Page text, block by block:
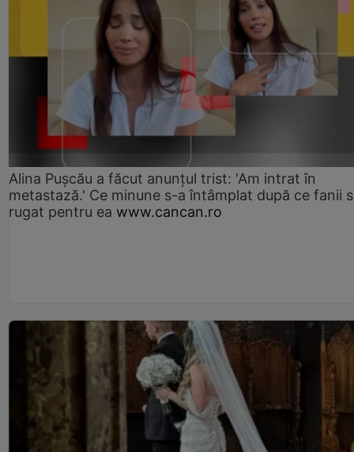
Alina Pușcău a făcut anunțul trist: 'Am intrat în
metastază.' Ce minune s-a întâmplat după ce fanii
rugat pentru ea www.cancan.ro